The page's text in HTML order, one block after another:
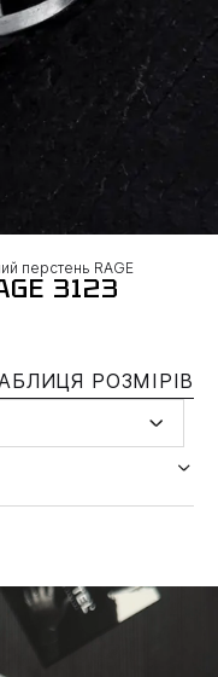
перстень RAGE
3123
РОЗМІРІВ